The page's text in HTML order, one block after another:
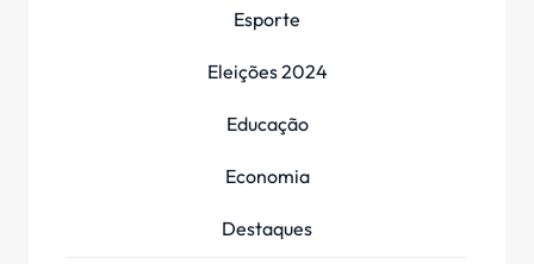
Esporte
Eleições 2024
Educação
Economia
Destaques